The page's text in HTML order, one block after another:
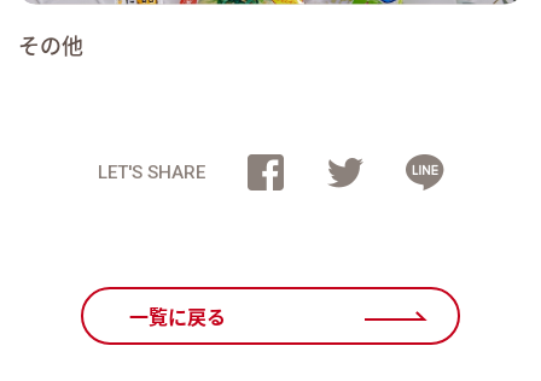
その他
LET'S SHARE
一覧に戻る